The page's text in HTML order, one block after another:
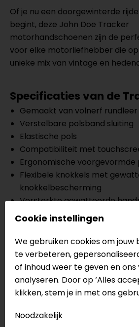
Of je nu een doorgewinterde
begint, deze John Doe Tracker
motorhandschoenen zijn de
voor elke motorliefhebber die
unieke mix van vintage en
Specificaties van de
Gemaakt van volnerf rundleer
Verstelbare polsband sluiting
Elastische pols
Compatibiliteit met
Ergonomische voorgevormde
Flexibele knokkels met
knokkelbescherming
Versterkte gewatteerde
Geperforeerd leer voor
Meer informatie nodig?
Heb je meer informatie nodig
Neem dancontactmet ons op of
vanonze winkelsin Breda,
Eindhoven, Vianen of Apeldoorn.
het product bekijken & passen
Cookie instellingen
We gebruiken cookies om
te verbeteren,
of inhoud weer te geven en
analyseren. Door op ‘Alles
klikken, stem je in met ons
Noodzakelijk